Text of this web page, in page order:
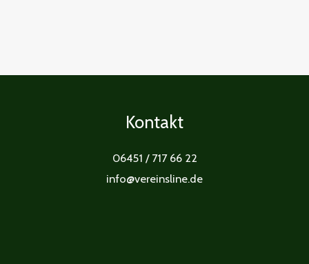
Kontakt
06451 / 717 66 22
info@vereinsline.de